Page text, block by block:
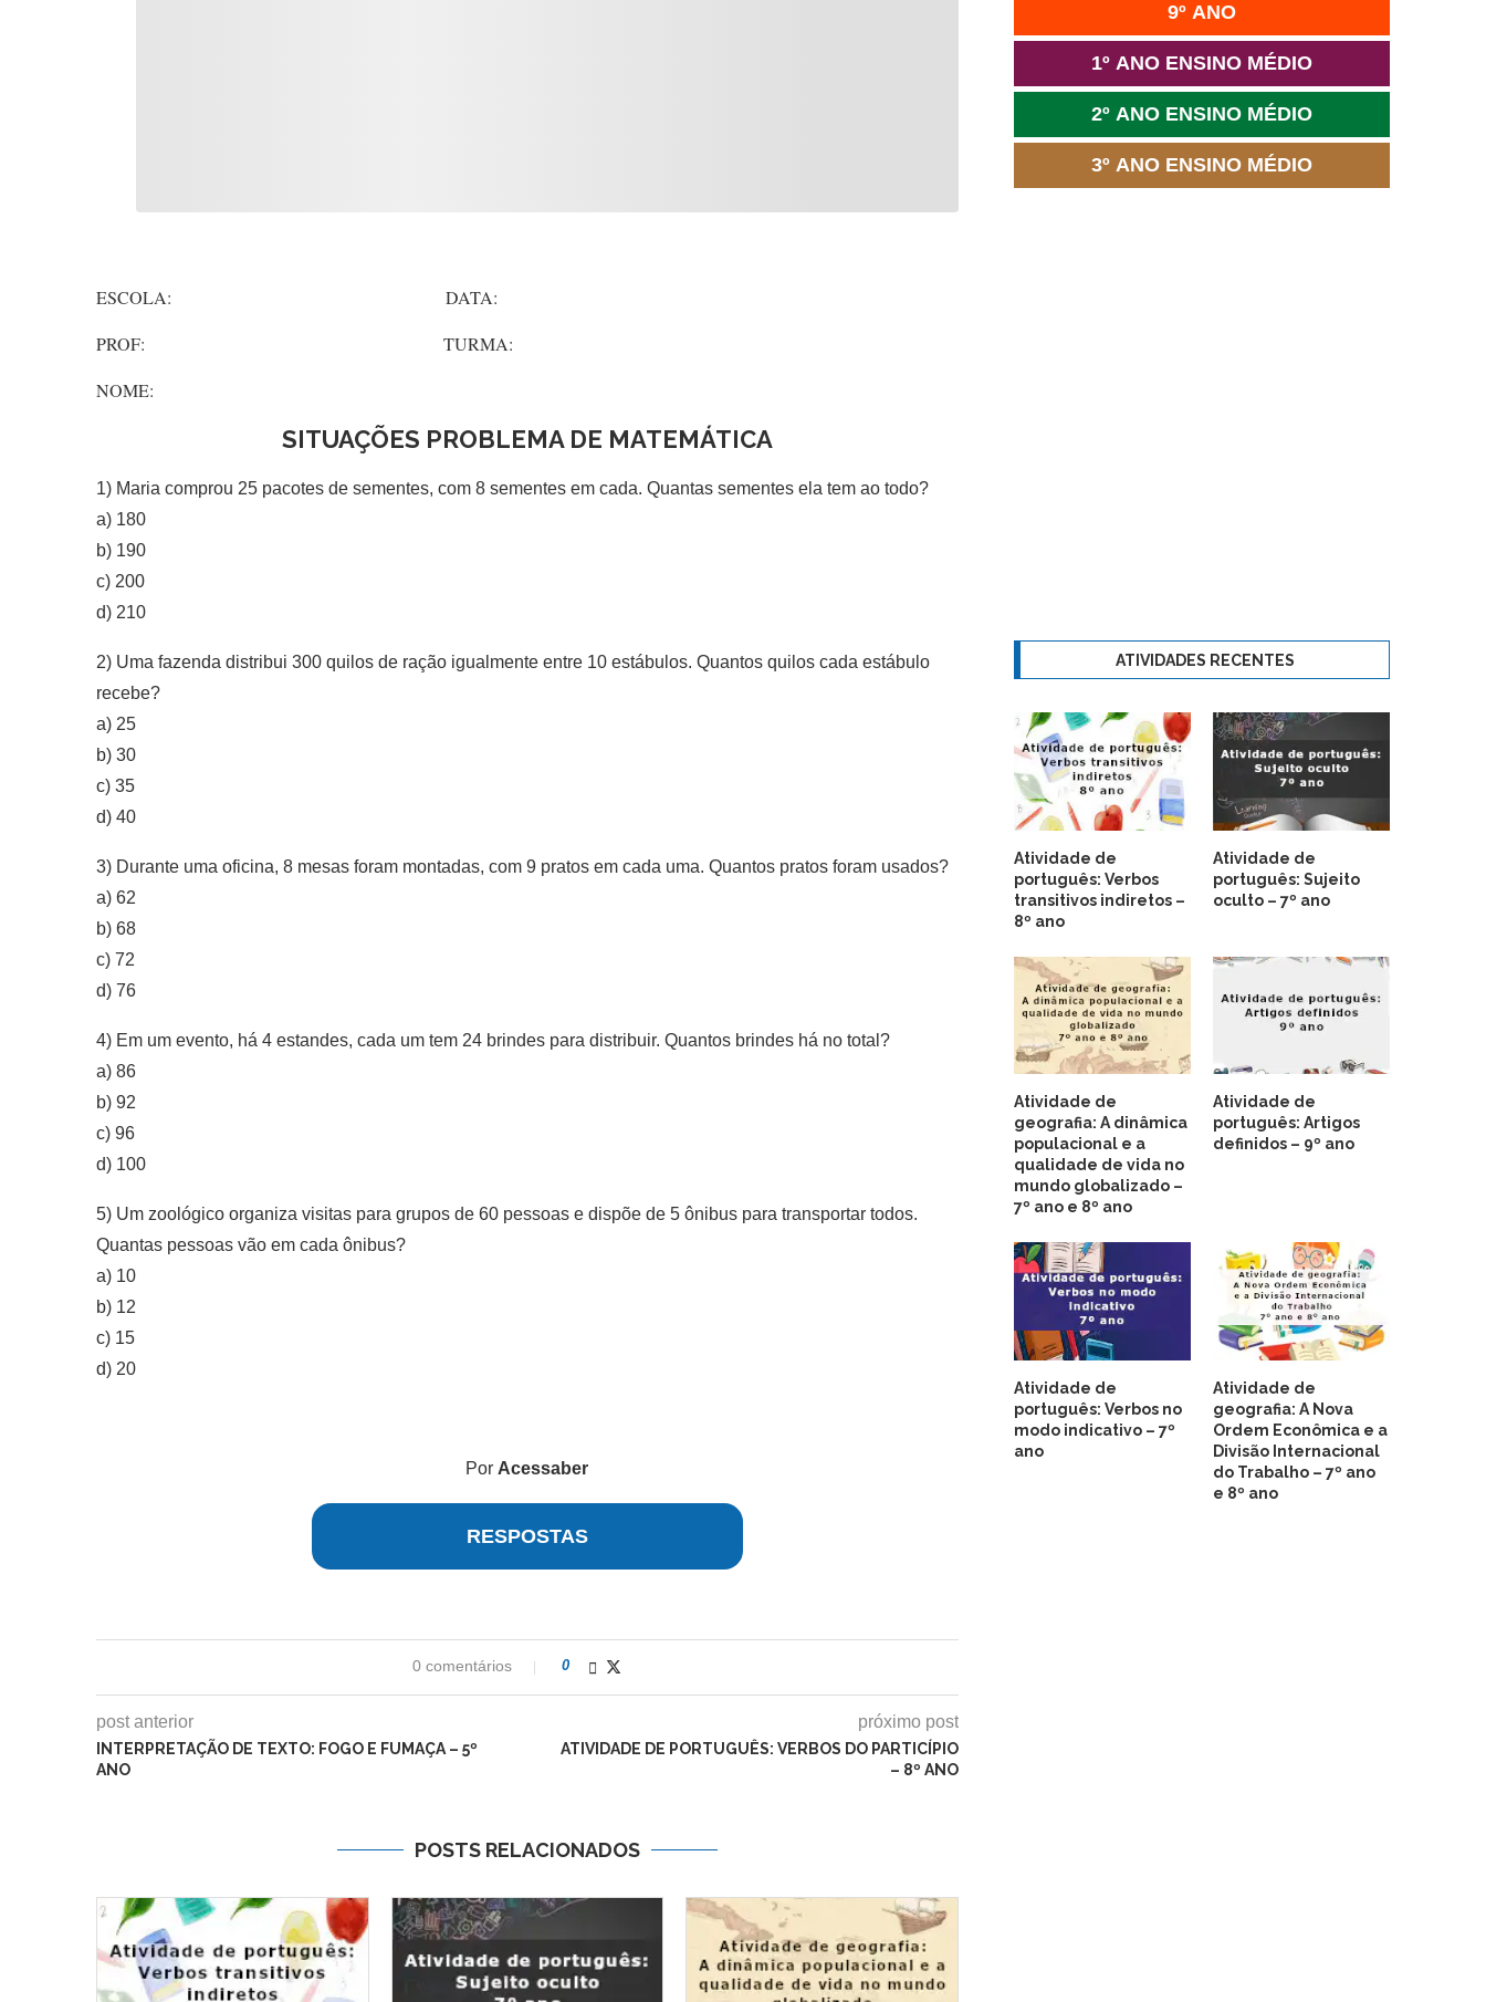
ESCOLA: DATA:
PROF: TURMA:
NOME:
SITUAÇÕES PROBLEMA DE MATEMÁTICA
1) Maria comprou 25 pacotes de sementes, com 8 sementes em cada. Quantas sementes ela tem ao todo?
a) 180
b) 190
c) 200
d) 210
2) Uma fazenda distribui 300 quilos de ração igualmente entre 10 estábulos. Quantos quilos cada estábulo
recebe?
a) 25
b) 30
c) 35
d) 40
3) Durante uma oficina, 8 mesas foram montadas, com 9 pratos em cada uma. Quantos pratos foram usados?
a) 62
b) 68
c) 72
d) 76
4) Em um evento, há 4 estandes, cada um tem 24 brindes para distribuir. Quantos brindes há no total?
a) 86
b) 92
c) 96
d) 100
5) Um zoológico organiza visitas para grupos de 60 pessoas e dispõe de 5 ônibus para transportar todos.
Quantas pessoas vão em cada ônibus?
a) 10
b) 12
c) 15
d) 20
Por Acessaber
RESPOSTAS
0 comentários 0
post anterior
INTERPRETAÇÃO DE TEXTO: FOGO E FUMAÇA – 5º
ANO
próximo post
ATIVIDADE DE PORTUGUÊS: VERBOS DO PARTICÍPIO
– 8º ANO
POSTS RELACIONADOS
9º ANO
1º ANO ENSINO MÉDIO
2º ANO ENSINO MÉDIO
3º ANO ENSINO MÉDIO
ATIVIDADES RECENTES
Atividade de
português: Verbos
transitivos indiretos –
8º ano
Atividade de
português: Sujeito
oculto – 7º ano
Atividade de
geografia: A dinâmica
populacional e a
qualidade de vida no
mundo globalizado –
7º ano e 8º ano
Atividade de
português: Artigos
definidos – 9º ano
Atividade de
português: Verbos no
modo indicativo – 7º
ano
Atividade de
geografia: A Nova
Ordem Econômica e a
Divisão Internacional
do Trabalho – 7º ano
e 8º ano